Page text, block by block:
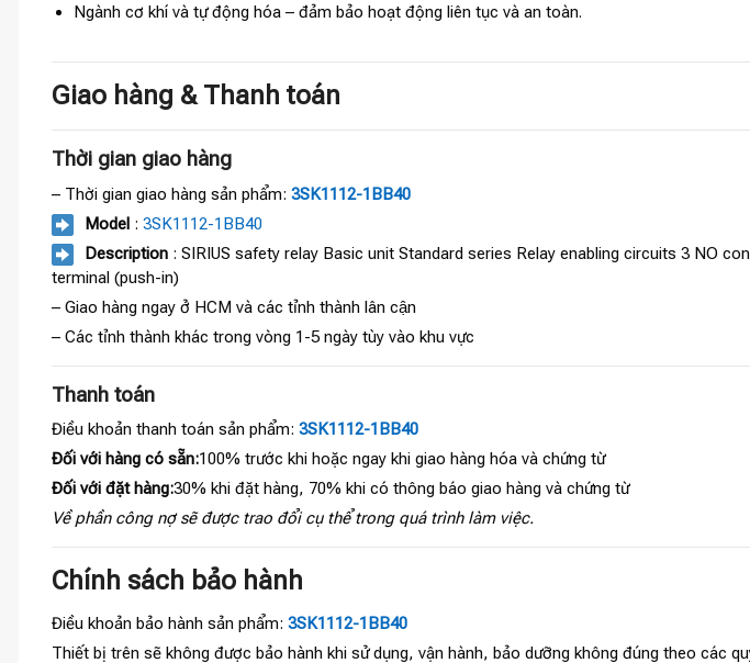
Ngành cơ khí và tự động hóa – đảm bảo hoạt động liên tục và an toàn.
Giao hàng & Thanh toán
Thời gian giao hàng
– Thời gian giao hàng sản phẩm: 3SK1112-1BB40
Model : 3SK1112-1BB40
Description : SIRIUS safety relay Basic unit Standard series Relay enabling circuits 3 NO
terminal (push-in)
– Giao hàng ngay ở HCM và các tỉnh thành lân cận
– Các tỉnh thành khác trong vòng 1-5 ngày tùy vào khu vực
Thanh toán
Điều khoản thanh toán sản phẩm: 3SK1112-1BB40
Đối với hàng có sẵn:100% trước khi hoặc ngay khi giao hàng hóa và chứng từ
Đối với đặt hàng:30% khi đặt hàng, 70% khi có thông báo giao hàng và chứng từ
Về phần công nợ sẽ được trao đổi cụ thể trong quá trình làm việc.
Chính sách bảo hành
Điều khoản bảo hành sản phẩm: 3SK1112-1BB40
Thiết bị trên sẽ không được bảo hành khi sử dụng, vận hành, bảo dưỡng không đúng theo các